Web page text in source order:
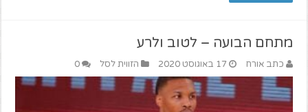
מתחם הבועה – לטוב ולרע
כתב אורח 17 באוגוסט 2020 הזווית לסל 0